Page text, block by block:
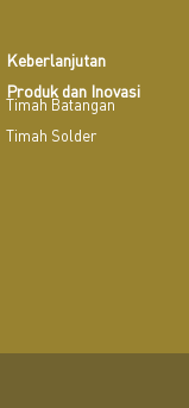
Keberlanjutan
Produk dan Inovasi
Timah Batangan
Timah Solder